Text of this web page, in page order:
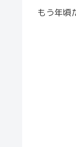
もう年